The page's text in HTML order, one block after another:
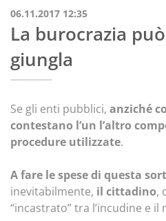
06.11.2017 12:35
La burocrazia
giungla
Se gli enti pubblici, anziché
contestano l’un l’altro
procedure utilizzate.
A fare le spese di questa
inevitabilmente, il cittadino,
“incastrato” tra l’incudine e il